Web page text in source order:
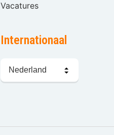
Vacatures
Internationaal
kiezen